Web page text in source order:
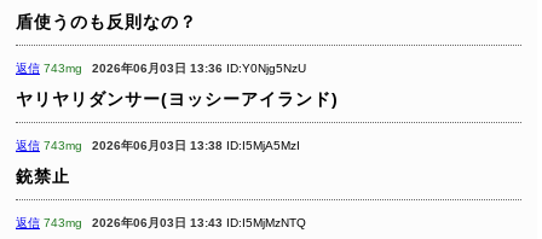
盾使うのも反則なの？
返信 743mg 2026年06月03日 13:36 ID:Y0Njg5NzU
ヤリヤリダンサー(ヨッシーアイランド)
返信 743mg 2026年06月03日 13:38 ID:I5MjA5MzI
銃禁止
返信 743mg 2026年06月03日 13:43 ID:I5MjMzNTQ